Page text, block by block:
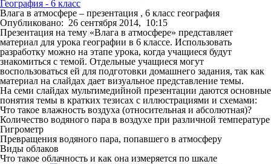
География - 6 класс
Влага в атмосфере – презентация , 6 класс география
Опубликовано: 26 сентября 2014, 10:15
Презентация на тему «Влага в атмосфере» представляет
материал для урока географии в 6 классе. Использовать
разработку можно на этапе урока, когда учащиеся будут
знакомиться с темой. Отдельные учащиеся могут
воспользоваться ей для подготовки домашнего задания, так как
материал на слайдах дает визуальное представление темы.
На семи слайдах мультимедийной презентации даются основные
понятия темы в кратких тезисах с иллюстрациями и схемами:
Что такое влажность воздуха (относительная и абсолютная)?
Количество водяного пара в воздухе при различной температуре
Гигрометр
Превращения водяного пара, попавшего в атмосферу
Виды облаков
Что такое облачность и как она измеряется по шкале